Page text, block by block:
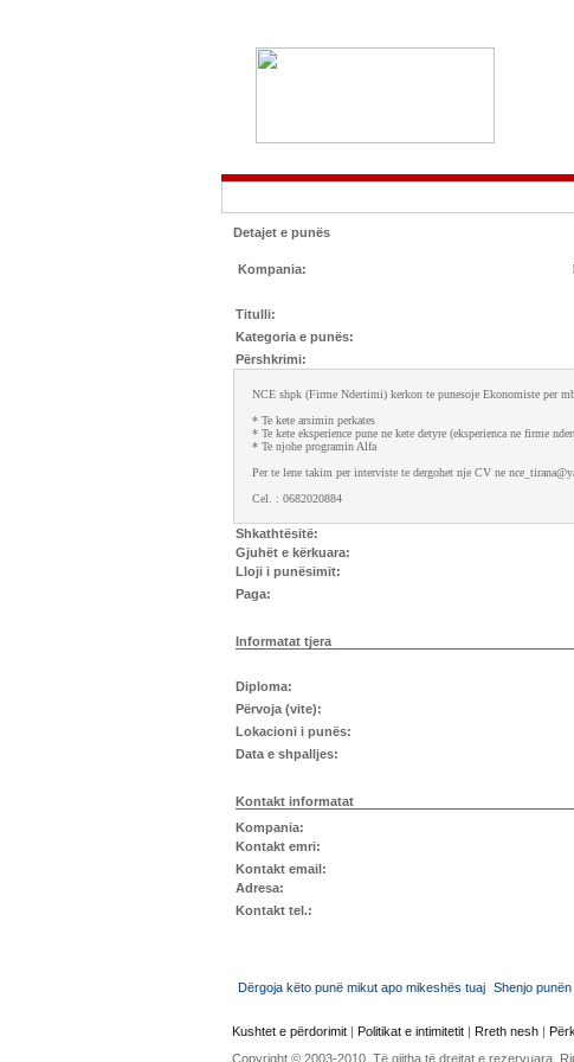
Detajet e punës
Kompania:
Titulli:
Kategoria e punës:
Përshkrimi:
NCE shpk (Firme Ndertimi) kerkon te punesoje Ekonomiste per
* Te kete arsimin perkates
* Te kete eksperience pune ne kete detyre (eksperienca ne firme
* Te njohe programin Alfa
Per te lene takim per interviste te dergohet nje CV ne
Cel. : 0682020884
Shkathtësitë:
Gjuhët e kërkuara:
Lloji i punësimit:
Paga:
Informatat tjera
Diploma:
Përvoja (vite):
Lokacioni i punës:
Data e shpalljes:
Kontakt informatat
Kompania:
Kontakt emri:
Kontakt email:
Adresa:
Kontakt tel.:
Dërgoja këto punë mikut apo mikeshës tuaj Shenjo punën
Kushtet e përdorimit | Politikat e intimitetit | Rreth nesh |
Copyright © 2003-2010. Të gjitha të drejtat e rezervuara.